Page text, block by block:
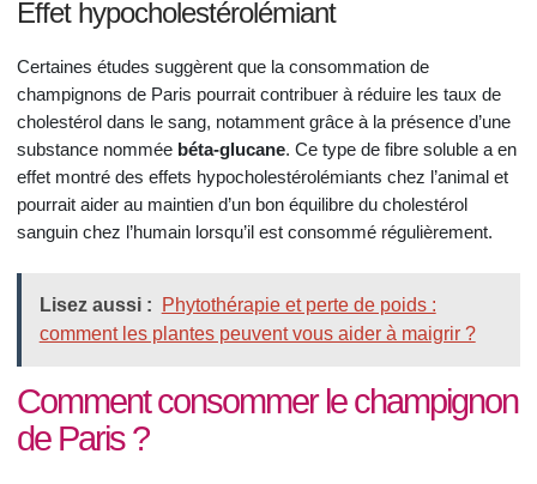
Effet hypocholestérolémiant
Certaines études suggèrent que la consommation de
champignons de Paris pourrait contribuer à réduire les taux de
cholestérol dans le sang, notamment grâce à la présence d’une
substance nommée béta-glucane. Ce type de fibre soluble a en
effet montré des effets hypocholestérolémiants chez l’animal et
pourrait aider au maintien d’un bon équilibre du cholestérol
sanguin chez l’humain lorsqu’il est consommé régulièrement.
Lisez aussi :
Phytothérapie et perte de poids :
comment les plantes peuvent vous aider à maigrir ?
Comment consommer le champignon
de Paris ?